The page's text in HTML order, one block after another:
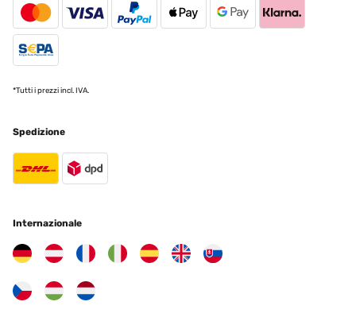
Tradurre
I was looking at making some planters until I discover these.I
covered the kitchen table with towels and assembled it standing
clear.An electric screwdriver is very much recommended, but not
essential.Nuts and and bolts into a plastic bowl and sort the panels
out.It's repetitive work but not hard.Panel to panel and washers &
screwdriver in one hand a a little spanner in the other to tighten
money, the available different sizes to suit your garden space.Once
in place I started to fill it with the cheap Council compost available
compost for the plants to grow in.The three semi circular planters
will eventually sit in front of a fence that will hide the air source
*Tutti i prezzi incl. IVA.
Spedizione
Internazionale